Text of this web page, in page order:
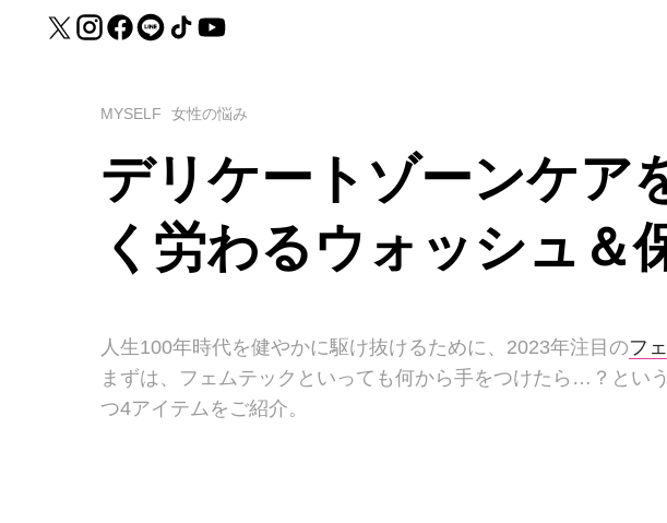
MYSELF 女性の悩み
デリケートゾーンケア
く労わるウォッシュ＆
人生100年時代を健やかに駆け抜けるために、2023年注目のフ
まずは、フェムテックといっても何から手をつけたら…？とい
つ4アイテムをご紹介。